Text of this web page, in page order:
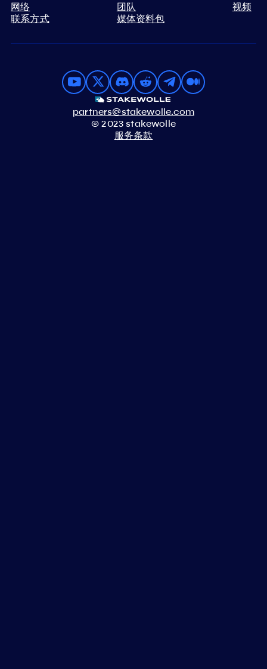
网络
联系方式
团队
媒体资料包
视频
partners@stakewolle.com
© 2023 stakewolle
服务条款